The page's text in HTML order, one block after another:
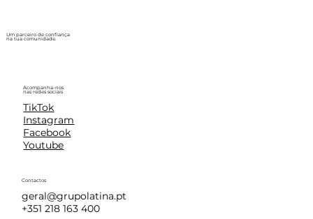
Um parceiro de confiança
na tua comunidade.
Acompanha-nos
nas redes sociais
TikTok
Instagram
Facebook
Youtube
Contactos
geral@grupolatina.pt
+351 218 163 400